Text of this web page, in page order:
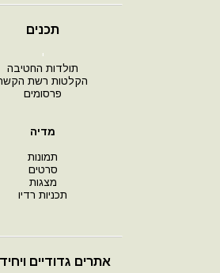
תכנים
י
תולדות החטיבה
הקלטות רשת
פרסומים
מדיה
תמונות
סרטים
מצגות
תכניות רדיו
אתרים גדודיים